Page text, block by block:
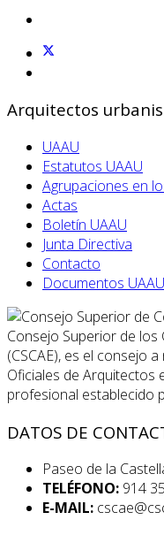
Arquitectos
UAAU
Estatutos UAAU
Agrupaciones en
Actas
Boletín UAAU
Junta Directiva
Contacto
Documentos UAAU
Consejo Superior de los
(CSCAE), es el consejo
Oficiales de Arquitectos
profesional establecido
DATOS DE
Paseo de la
TELÉFONO: 914
E-MAIL: